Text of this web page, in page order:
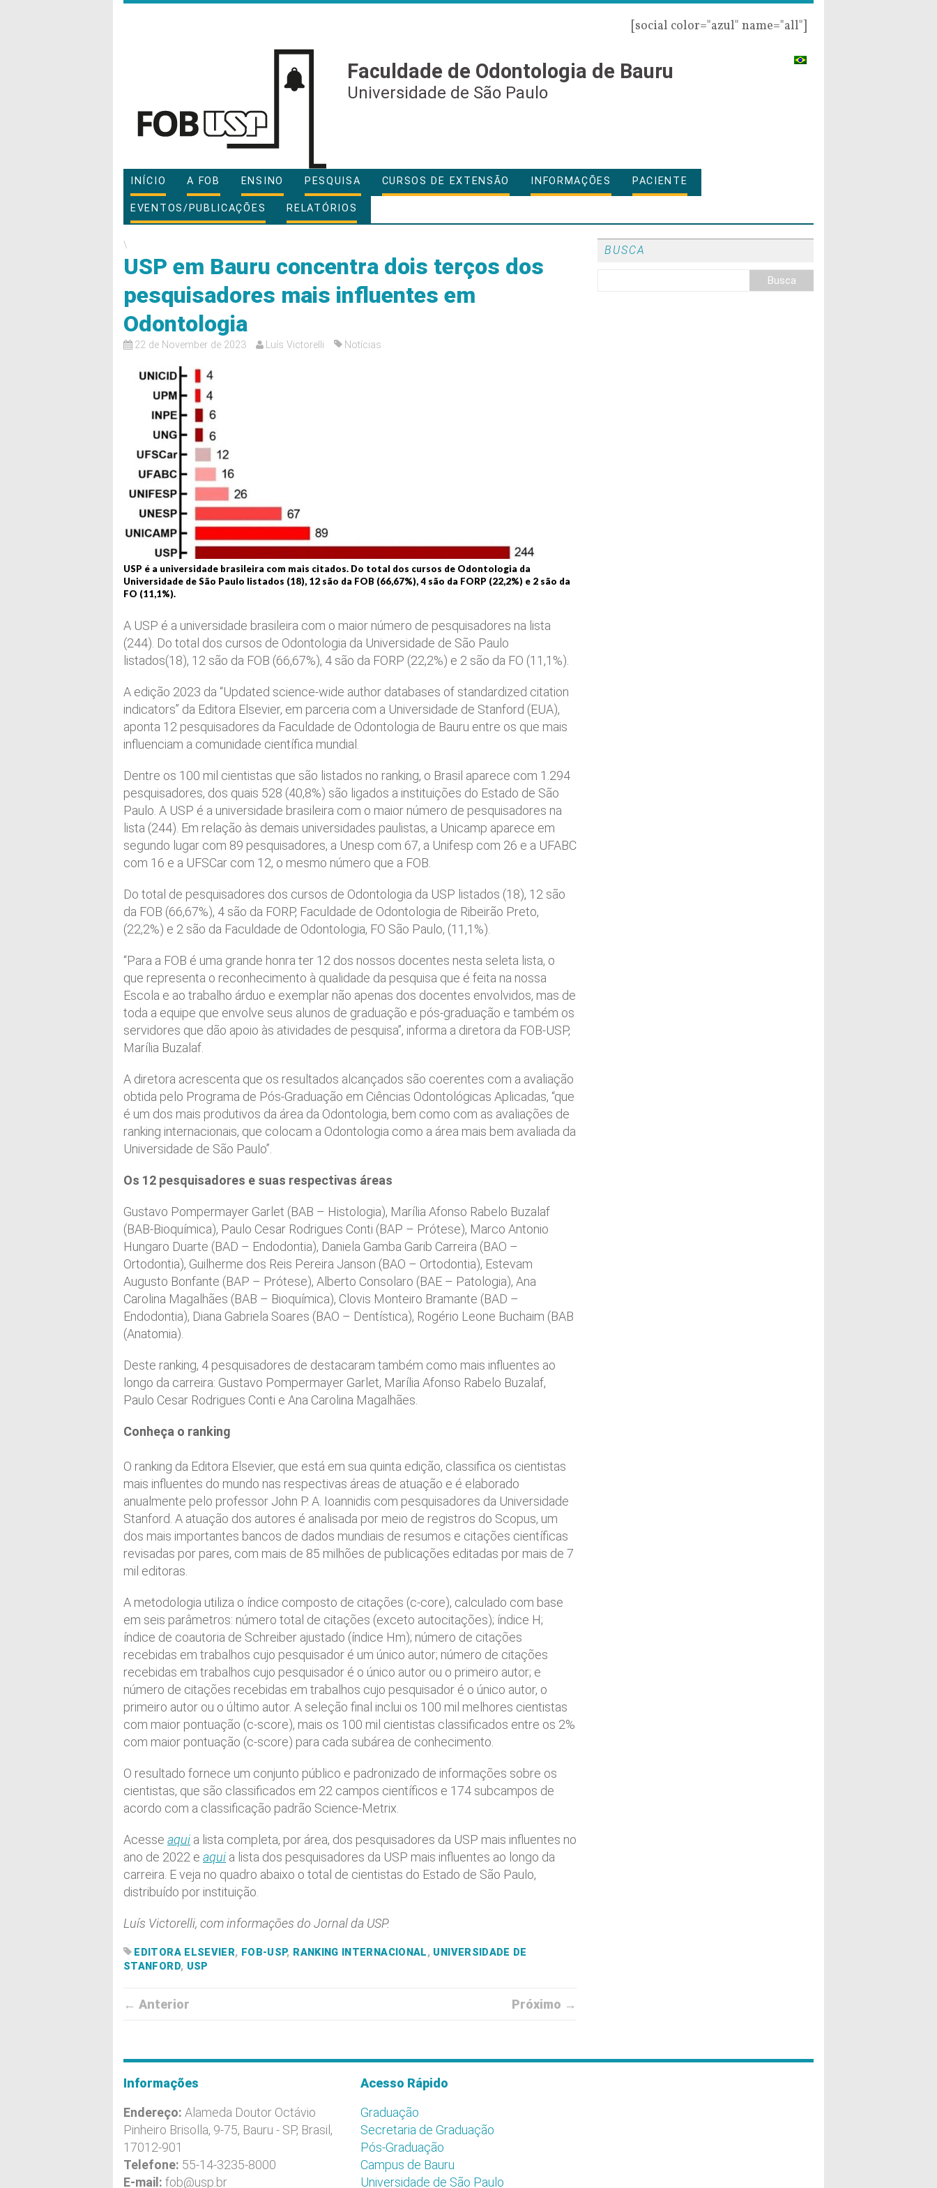
[social color="azul" name="all"]
Faculdade de Odontologia de Bauru
Universidade de São Paulo
INÍCIO A FOB ENSINO PESQUISA CURSOS DE EXTENSÃO INFORMAÇÕES PACIENTE
EVENTOS/PUBLICAÇÕES RELATÓRIOS
\
USP em Bauru concentra dois terços dos
pesquisadores mais influentes em
Odontologia
22 de November de 2023 Luís Victorelli Notícias
USP é a universidade brasileira com mais citados. Do total dos cursos de Odontologia da
Universidade de São Paulo listados (18), 12 são da FOB (66,67%), 4 são da FORP (22,2%) e 2 são da
FO (11,1%).
A USP é a universidade brasileira com o maior número de pesquisadores na lista
(244). Do total dos cursos de Odontologia da Universidade de São Paulo
listados(18), 12 são da FOB (66,67%), 4 são da FORP (22,2%) e 2 são da FO (11,1%).
A edição 2023 da “Updated science-wide author databases of standardized citation
indicators” da Editora Elsevier, em parceria com a Universidade de Stanford (EUA),
aponta 12 pesquisadores da Faculdade de Odontologia de Bauru entre os que mais
influenciam a comunidade científica mundial.
Dentre os 100 mil cientistas que são listados no ranking, o Brasil aparece com 1.294
pesquisadores, dos quais 528 (40,8%) são ligados a instituições do Estado de São
Paulo. A USP é a universidade brasileira com o maior número de pesquisadores na
lista (244). Em relação às demais universidades paulistas, a Unicamp aparece em
segundo lugar com 89 pesquisadores, a Unesp com 67, a Unifesp com 26 e a UFABC
com 16 e a UFSCar com 12, o mesmo número que a FOB.
Do total de pesquisadores dos cursos de Odontologia da USP listados (18), 12 são
da FOB (66,67%), 4 são da FORP, Faculdade de Odontologia de Ribeirão Preto,
(22,2%) e 2 são da Faculdade de Odontologia, FO São Paulo, (11,1%).
“Para a FOB é uma grande honra ter 12 dos nossos docentes nesta seleta lista, o
que representa o reconhecimento à qualidade da pesquisa que é feita na nossa
Escola e ao trabalho árduo e exemplar não apenas dos docentes envolvidos, mas de
toda a equipe que envolve seus alunos de graduação e pós-graduação e também os
servidores que dão apoio às atividades de pesquisa”, informa a diretora da FOB-USP,
Marília Buzalaf.
A diretora acrescenta que os resultados alcançados são coerentes com a avaliação
obtida pelo Programa de Pós-Graduação em Ciências Odontológicas Aplicadas, “que
é um dos mais produtivos da área da Odontologia, bem como com as avaliações de
ranking internacionais, que colocam a Odontologia como a área mais bem avaliada da
Universidade de São Paulo”.
Os 12 pesquisadores e suas respectivas áreas
Gustavo Pompermayer Garlet (BAB – Histologia), Marília Afonso Rabelo Buzalaf
(BAB-Bioquímica), Paulo Cesar Rodrigues Conti (BAP – Prótese), Marco Antonio
Hungaro Duarte (BAD – Endodontia), Daniela Gamba Garib Carreira (BAO –
Ortodontia), Guilherme dos Reis Pereira Janson (BAO – Ortodontia), Estevam
Augusto Bonfante (BAP – Prótese), Alberto Consolaro (BAE – Patologia), Ana
Carolina Magalhães (BAB – Bioquímica), Clovis Monteiro Bramante (BAD –
Endodontia), Diana Gabriela Soares (BAO – Dentística), Rogério Leone Buchaim (BAB
(Anatomia).
Deste ranking, 4 pesquisadores de destacaram também como mais influentes ao
longo da carreira: Gustavo Pompermayer Garlet, Marília Afonso Rabelo Buzalaf,
Paulo Cesar Rodrigues Conti e Ana Carolina Magalhães.
Conheça o ranking
O ranking da Editora Elsevier, que está em sua quinta edição, classifica os cientistas
mais influentes do mundo nas respectivas áreas de atuação e é elaborado
anualmente pelo professor John P. A. Ioannidis com pesquisadores da Universidade
Stanford. A atuação dos autores é analisada por meio de registros do Scopus, um
dos mais importantes bancos de dados mundiais de resumos e citações científicas
revisadas por pares, com mais de 85 milhões de publicações editadas por mais de 7
mil editoras.
A metodologia utiliza o índice composto de citações (c-core), calculado com base
em seis parâmetros: número total de citações (exceto autocitações); índice H;
índice de coautoria de Schreiber ajustado (índice Hm); número de citações
recebidas em trabalhos cujo pesquisador é um único autor; número de citações
recebidas em trabalhos cujo pesquisador é o único autor ou o primeiro autor; e
número de citações recebidas em trabalhos cujo pesquisador é o único autor, o
primeiro autor ou o último autor. A seleção final inclui os 100 mil melhores cientistas
com maior pontuação (c-score), mais os 100 mil cientistas classificados entre os 2%
com maior pontuação (c-score) para cada subárea de conhecimento.
O resultado fornece um conjunto público e padronizado de informações sobre os
cientistas, que são classificados em 22 campos científicos e 174 subcampos de
acordo com a classificação padrão Science-Metrix.
Acesse aqui a lista completa, por área, dos pesquisadores da USP mais influentes no
ano de 2022 e aqui a lista dos pesquisadores da USP mais influentes ao longo da
carreira. E veja no quadro abaixo o total de cientistas do Estado de São Paulo,
distribuído por instituição.
Luís Victorelli, com informações do Jornal da USP.
EDITORA ELSEVIER, FOB-USP, RANKING INTERNACIONAL, UNIVERSIDADE DE
STANFORD, USP
← Anterior Próximo →
BUSCA
Informações
Endereço: Alameda Doutor Octávio
Pinheiro Brisolla, 9-75, Bauru - SP, Brasil,
17012-901
Telefone: 55-14-3235-8000
E-mail: fob@usp.br
Acesso Rápido
Graduação
Secretaria de Graduação
Pós-Graduação
Campus de Bauru
Universidade de São Paulo